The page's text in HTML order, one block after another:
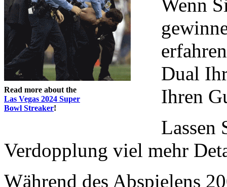
Read more about the
Las Vegas 2024 Super
Bowl Streaker!
Wenn
Dual
Ihren
Lassen
Verdopplung viel mehr
Während des Abspielens